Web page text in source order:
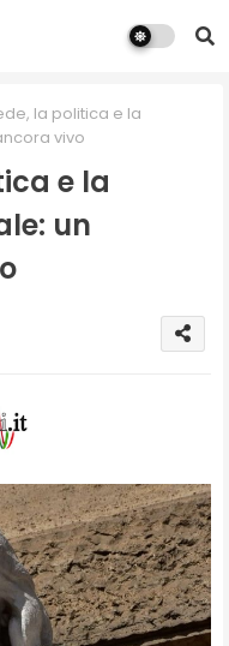
la politica e la
vivo
e la
un